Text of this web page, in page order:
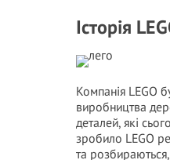
Історія
Компанія LEGO
виробництва
деталей, які
зробило LEGO
та